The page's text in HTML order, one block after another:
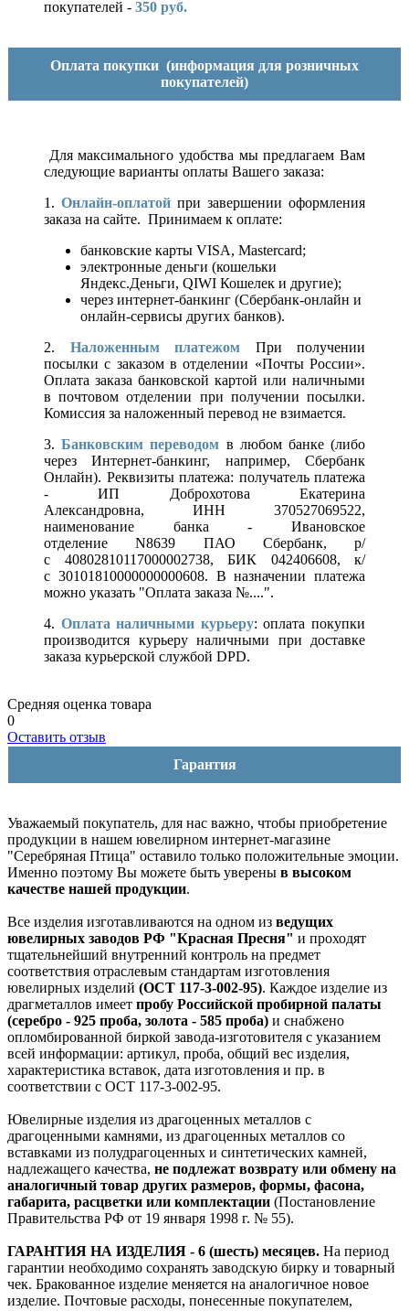
покупателей - 350 руб.
Оплата покупки (информация для розничных
покупателей)
Для максимального удобства мы предлагаем Вам
следующие варианты оплаты Вашего заказа:
1. Онлайн-оплатой при завершении оформления
заказа на сайте. Принимаем к оплате:
банковские карты VISA, Mastercard;
электронные деньги (кошельки
Яндекс.Деньги, QIWI Кошелек и другие);
через интернет-банкинг (Сбербанк-онлайн и
онлайн-сервисы других банков).
2. Наложенным платежом При получении
посылки с заказом в отделении «Почты России».
Оплата заказа банковской картой или наличными
в почтовом отделении при получении посылки.
Комиссия за наложенный перевод не взимается.
3.Банковским переводом в любом банке (либо
через Интернет-банкинг, например, Сбербанк
Онлайн). Реквизиты платежа: получатель платежа
- ИП Доброхотова Екатерина
Александровна, ИНН 370527069522,
наименование банка - Ивановское
отделение N8639 ПАО Сбербанк, р/
с 40802810117000002738, БИК 042406608, к/
с 30101810000000000608. В назначении платежа
можно указать "Оплата заказа №....".
4. Оплата наличными курьеру: оплата покупки
производится курьеру наличными при доставке
заказа курьерской службой DPD.
Средняя оценка товара
0
Оставить отзыв
Гарантия
Уважаемый покупатель, для нас важно, чтобы приобретение
продукции в нашем ювелирном интернет-магазине
"Серебряная Птица" оставило только положительные эмоции.
Именно поэтому Вы можете быть уверены в высоком
качестве нашей продукции.
Все изделия изготавливаются на одном из ведущих
ювелирных заводов РФ "Красная Пресня" и проходят
тщательнейший внутренний контроль на предмет
соответствия отраслевым стандартам изготовления
ювелирных изделий (ОСТ 117-3-002-95). Каждое изделие из
драгметаллов имеет пробу Российской пробирной палаты
(серебро - 925 проба, золота - 585 проба) и снабжено
опломбированной биркой завода-изготовителя с указанием
всей информации: артикул, проба, общий вес изделия,
характеристика вставок, дата изготовления и пр. в
соответствии с ОСТ 117-3-002-95.
Ювелирные изделия из драгоценных металлов с
драгоценными камнями, из драгоценных металлов со
вставками из полудрагоценных и синтетических камней,
надлежащего качества, не подлежат возврату или обмену на
аналогичный товар других размеров, формы, фасона,
габарита, расцветки или комплектации (Постановление
Правительства РФ от 19 января 1998 г. № 55).
ГАРАНТИЯ НА ИЗДЕЛИЯ - 6 (шесть) месяцев. На период
гарантии необходимо сохранять заводскую бирку и товарный
чек. Бракованное изделие меняется на аналогичное новое
изделие. Почтовые расходы, понесенные покупателем,